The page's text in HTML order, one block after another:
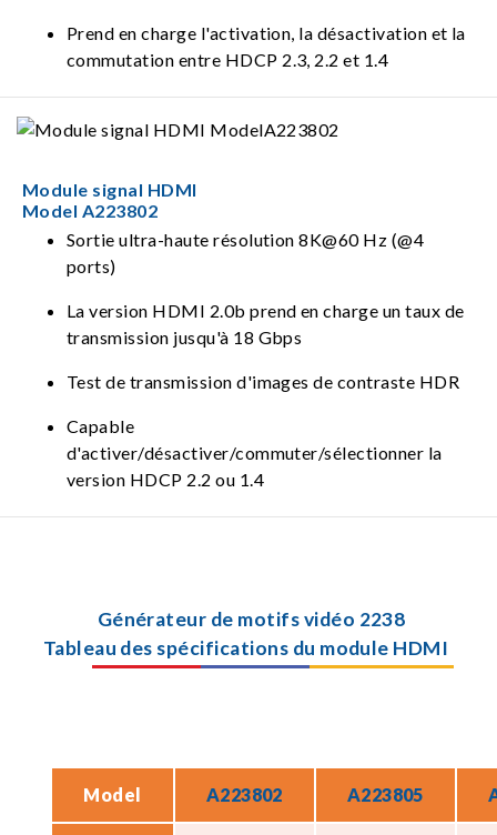
Prend en charge l'activation, la désactivation et la
commutation entre HDCP 2.3, 2.2 et 1.4
Module signal HDMI
Model A223802
Sortie ultra-haute résolution 8K@60 Hz (@4
ports)
La version HDMI 2.0b prend en charge un taux de
transmission jusqu'à 18 Gbps
Test de transmission d'images de contraste HDR
Capable
d'activer/désactiver/commuter/sélectionner la
version HDCP 2.2 ou 1.4
Générateur de motifs vidéo 2238
Tableau des spécifications du module HDMI
Model A223802 A223805